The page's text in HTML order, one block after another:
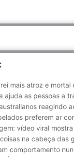
mais atroz e mortal
ajuda as pessoas a
reagindo
preferem ar
vídeo viral
na cabeça das
comportamento